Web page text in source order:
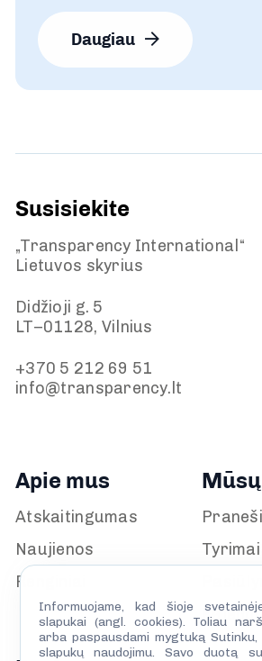
Daugiau
Susisiekite
„Transparency International“
Lietuvos skyrius
Didžioji g. 5
LT–01128, Vilnius
+370 5 212 69 51
info@transparency.lt
Apie mus
Atskaitingumas
Naujienos
Renginiai
Tyrimai
Informuojame, kad šioje
slapukai (angl. cookies). Toliau
arba paspausdami mygtuką
slapukų naudojimu. Savo duotą